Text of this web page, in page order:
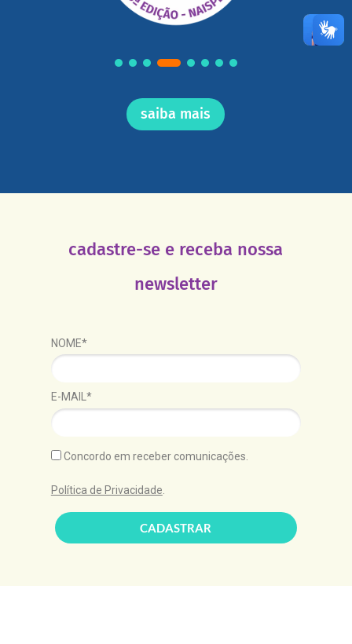
saiba mais
cadastre-se e receba nossa
newsletter
NOME*
E-MAIL*
Concordo em receber comunicações.
Política de Privacidade
CADASTRAR